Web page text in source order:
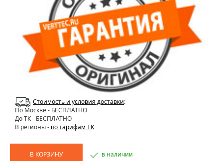
Стоимость и условия доставки:
По Москве- БЕСПЛАТНО
До ТК - БЕСПЛАТНО
В регионы - по тарифам ТК
В КОРЗИНУ в наличии